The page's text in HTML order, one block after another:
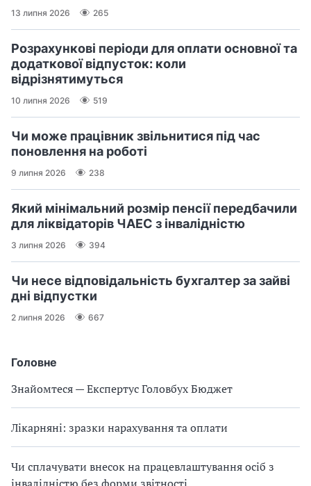
Головне
Знайомтеся — Експертус Головбух Бюджет
Лікарняні: зразки нарахування та оплати
Чи сплачувати внесок на працевлаштування осіб з
13 липня 2026 265
Розрахункові періоди для оплати основної та
додаткової відпусток: коли
відрізнятимуться
10 липня 2026 519
Чи може працівник звільнитися під час
поновлення на роботі
9 липня 2026 238
Який мінімальний розмір пенсії передбачили
для ліквідаторів ЧАЕС з інвалідністю
3 липня 2026 394
Чи несе відповідальність бухгалтер за зайві
дні відпустки
2 липня 2026 667